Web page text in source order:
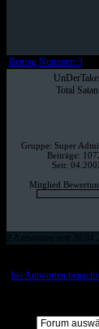
Beitrag Nummer: 3
Total Satan
Gruppe: Super
Beiträge:
Seit:
Mitglied
2 Antworten seit
bei Antworten